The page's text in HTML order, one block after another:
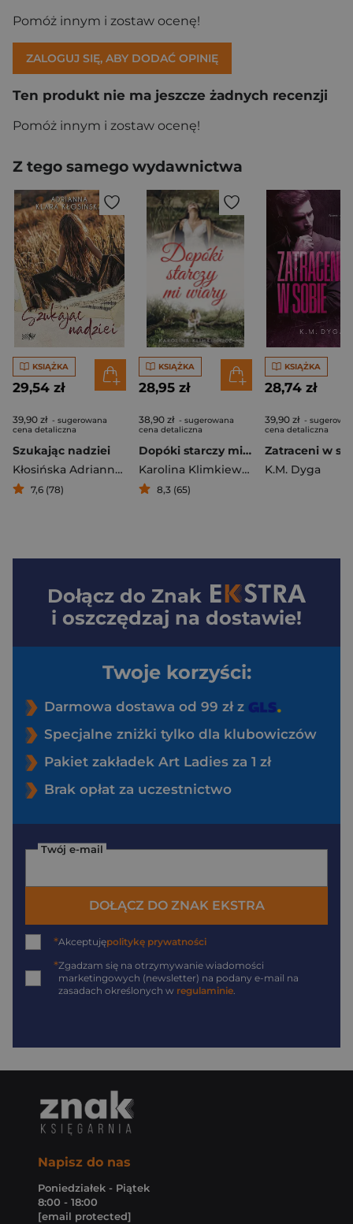
Pomóż innym i zostaw ocenę!
ZALOGUJ SIĘ, ABY DODAĆ OPINIĘ
Ten produkt nie ma jeszcze żadnych recenzji
Pomóż innym i zostaw ocenę!
Z tego samego wydawnictwa
KSIĄŻKA
29,54 zł
39,90 zł - sugerowana
cena detaliczna
Szukając nadziei
Kłosińska Adrianna Klara
7,6 (78)
KSIĄŻKA
28,95 zł
38,90 zł - sugerowana
cena detaliczna
Dopóki starczy mi wiary
Karolina Klimkiewicz
8,3 (65)
KSIĄŻKA
28,74 zł
39,90 zł -
cena detaliczna
K.M. Dyga
Dołącz do Znak
i oszczędzaj na dostawie!
Twoje korzyści:
Darmowa dostawa od 99 zł z
Specjalne zniżki tylko dla klubowiczów
Pakiet zakładek Art Ladies za 1 zł
Brak opłat za uczestnictwo
Twój e-mail
DOŁĄCZ DO ZNAK EKSTRA
*Akceptujępolitykę prywatności
*Zgadzam się na otrzymywanie wiadomości
marketingowych (newsletter) na podany e-mail na
zasadach określonych w regulaminie.
Napisz do nas
Poniedziałek - Piątek
8:00 - 18:00
[email protected]